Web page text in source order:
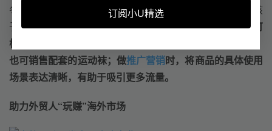
订阅小U精选
冬季运动服的采购往往发生在全家人去滑雪胜地度假、让孩
子在假期中学习滑雪等场景中。因而，在选品时，外贸人可
根据具体场景拓展周边产品，除销售雪裤、雪靴、护膝外，
也可销售配套的运动袜；做推广营销时，将商品的具体使用
场景表达清晰，有助于吸引更多流量。
助力外贸人“玩赚”海外市场